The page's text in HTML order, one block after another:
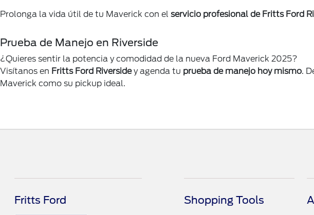
Prolonga la vida útil de tu Maverick con el servicio profesional de Fritts Ford
Prueba de Manejo en Riverside
¿Quieres sentir la potencia y comodidad de la nueva Ford Maverick 2025?
Visítanos en Fritts Ford Riversidey agenda tu prueba de manejo hoy mismo.
Maverick como su pickup ideal.
Fritts Ford Shopping Tools